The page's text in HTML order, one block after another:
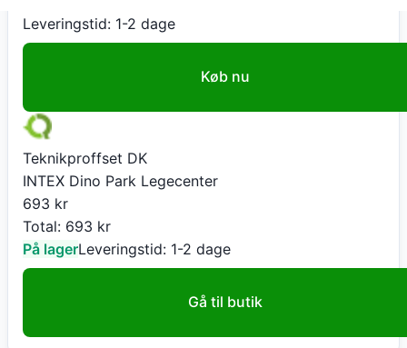
Leveringstid: 1-2 dage
Køb nu
Teknikproffset DK
INTEX Dino Park Legecenter
693 kr
Total: 693 kr
På lagerLeveringstid: 1-2 dage
Gå til butik